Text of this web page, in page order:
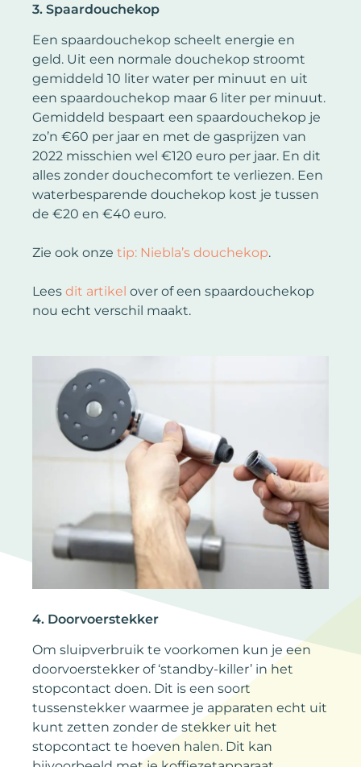
3. Spaardouchekop
Een spaardouchekop scheelt energie en
geld. Uit een normale douchekop stroomt
gemiddeld 10 liter water per minuut en uit
een spaardouchekop maar 6 liter per minuut.
Gemiddeld bespaart een spaardouchekop je
zo’n €60 per jaar en met de gasprijzen van
2022 misschien wel €120 euro per jaar. En dit
alles zonder douchecomfort te verliezen. Een
waterbesparende douchekop kost je tussen
de €20 en €40 euro.
Zie ook onze tip: Niebla’s douchekop.
Lees dit artikel over of een spaardouchekop
nou echt verschil maakt.
4. Doorvoerstekker
Om sluipverbruik te voorkomen kun je een
doorvoerstekker of ‘standby-killer’ in het
stopcontact doen. Dit is een soort
tussenstekker waarmee je apparaten echt uit
kunt zetten zonder de stekker uit het
stopcontact te hoeven halen. Dit kan